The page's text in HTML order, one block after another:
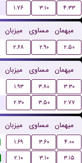
۱.۷۶ ۳.۱۰ ۴.۳۳
میزبان مساوی میهمان
۲.۶۸ ۲.۹۰ ۲.۵۰
میزبان مساوی میهمان
۱.۹۳ ۳.۸۰
۳.۳۰
۲.۳۰ ۳.۵۰ ۲.۷۷
میزبان مساوی میهمان
۱.۶۹ ۳.۶۰
۴.۰۰
۲.۱۰ ۳.۱۰
۳.۱۵